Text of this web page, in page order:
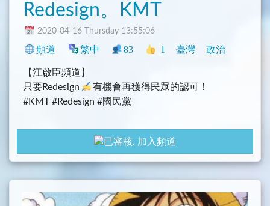
Redesign。KMT
2020-04-16 Thursday 13:55:06
頻道 繁中 83 1 臺灣 政治
【江啟臣頻道】
只要Redesign
有機會再獲得民眾的認可！
#KMT #Redesign #國民黨
國民黨改革之餘，更需要集結所有力量，不讓
國
家社稷毀於歹心人之手，理性、中庸、民生依然是我
們的DNA，路線需要手牽手ㄧ起走出來，不能只等撿
加入頻道